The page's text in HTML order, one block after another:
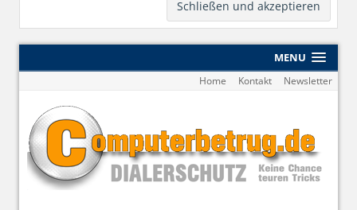
MENU
Home Kontakt Newsletter